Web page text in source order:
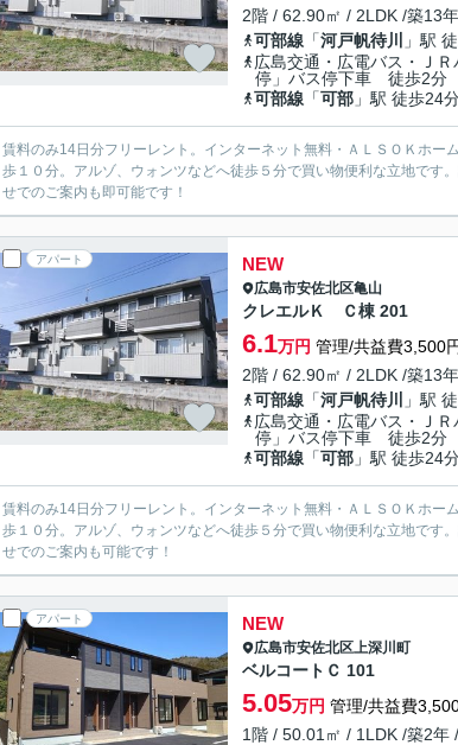
2階 / 62.90㎡ / 2LDK /築13
可部線 「河戸帆待川
」駅
広島交通・広電バス・ＪＲ
停」バス停下車 徒歩2分
可部線 「可部 」駅 徒歩24
賃料のみ14日分フリーレント。インターネット無料・ＡＬＳＯＫホ
歩１０分。アルゾ、ウォンツなどへ徒歩５分で買い物便利な立地です
せでのご案内も即可能です！
アパート NEW
広島市安佐北区亀山
クレエルＫ Ｃ棟 201
6.1万円 管理/共益費3,500
2階 / 62.90㎡ / 2LDK /築13
可部線 「河戸帆待川
」駅
広島交通・広電バス・ＪＲ
停」バス停下車 徒歩2分
可部線 「可部 」駅 徒歩24
賃料のみ14日分フリーレント。インターネット無料・ＡＬＳＯＫホ
歩１０分。アルゾ、ウォンツなどへ徒歩５分で買い物便利な立地です
せでのご案内も可能です！
アパート NEW
広島市安佐北区上深川町
ベルコートＣ 101
5.05万円 管理/共益費
1階 / 50.01㎡ / 1LDK /築2年